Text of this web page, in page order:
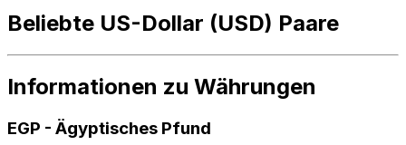
Beliebte US-Dollar (USD) Paare
Informationen zu Währungen
EGP - Ägyptisches Pfund